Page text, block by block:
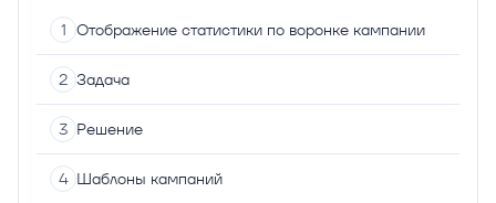
Отображение статистики по воронке кампании
Задача
Решение
Шаблоны кампаний